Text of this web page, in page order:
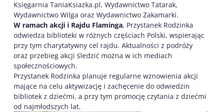
Księgarnia TaniaKsiazka.pl, Wydawnictwo Tatarak,
Wydawnictwo Wilga oraz Wydawnictwo Zakamarki.
W ramach akcji i Rajdu Flaminga, Przystanek Rodzinka
odwiedza biblioteki w różnych częściach Polski, wspierając
przy tym charytatywny cel rajdu. Aktualności z podróży
oraz przebieg akcji śledzić można w ich mediach
społecznościowych.
Przystanek Rodzinka planuje regularne wznowienia akcji
mające na celu aktywizację i zachęcenie do odwiedzin
bibliotek z dziećmi, a przy tym promocję czytania z dziećmi
od najmłodszych lat.